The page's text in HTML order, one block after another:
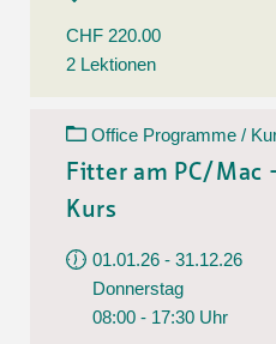
CHF 220.00
2 Lektionen
Office Programme /
Fitter am PC/Mac
Kurs
01.01.26 - 31.12.26
Donnerstag
08:00 - 17:30 Uhr